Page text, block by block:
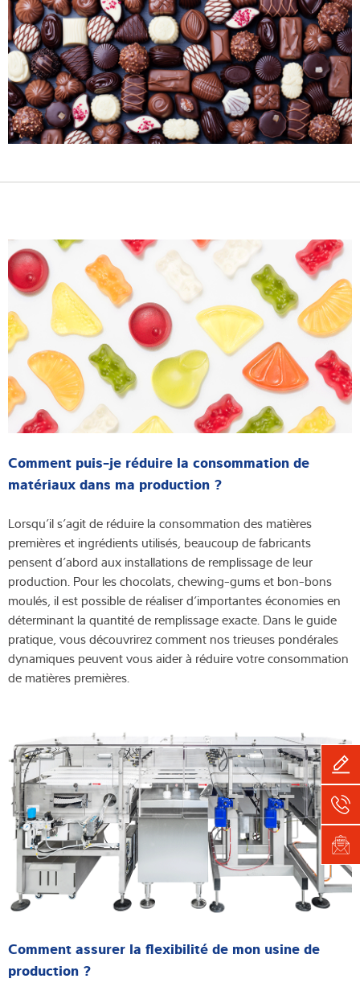
Comment puis-je réduire la consommation de
matériaux dans ma production ?
Lorsqu’il s’agit de réduire la consommation des matières
premières et ingrédients utilisés, beaucoup de fabricants
pensent d’abord aux installations de remplissage de leur
production. Pour les chocolats, chewing-gums et bon-bons
moulés, il est possible de réaliser d’importantes économies en
déterminant la quantité de remplissage exacte. Dans le guide
pratique, vous découvrirez comment nos trieuses pondérales
dynamiques peuvent vous aider à réduire votre consommation
de matières premières.
Comment assurer la flexibilité de mon usine de
production ?